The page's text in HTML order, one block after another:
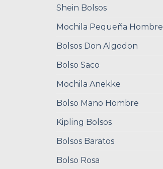
Shein Bolsos
Mochila Pequeña Hombre
Bolsos Don Algodon
Bolso Saco
Mochila Anekke
Bolso Mano Hombre
Kipling Bolsos
Bolsos Baratos
Bolso Rosa